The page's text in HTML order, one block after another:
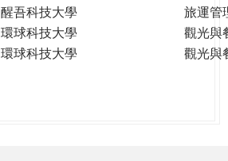
醒吾科技大學
旅運管
環球科技大學
觀光與
環球科技大學 觀光與